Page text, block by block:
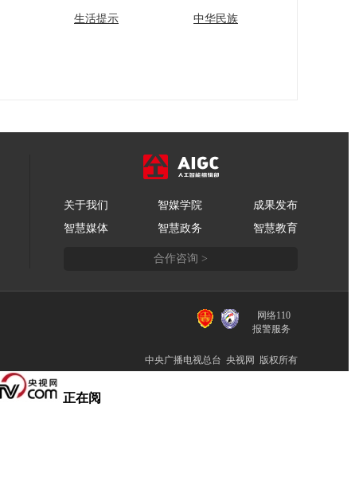
生活提示 中华民族
关于我们 智媒学院
成果发布
智慧媒体
智慧政务 智慧教育
合作咨询 >
网络110
报警服务
中央广播电视总台 央视网 版权所有
正在阅